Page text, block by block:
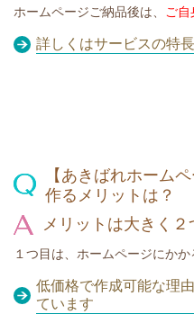
ホームページご納品後は、 ご
詳しくはサービスの特
【あきばれホーム
作るメリットは？
メリットは大きく２
１つ目は、ホームページにかか
低価格で作成可能な理
ています